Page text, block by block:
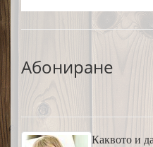
Абониране
Каквото и